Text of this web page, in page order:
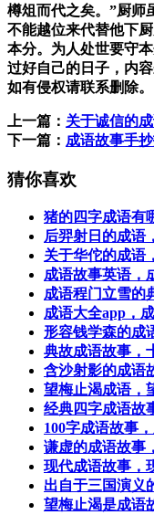
樽俎而代之矣。”厨师
不能越位来代替他下
本分。为人处世要守
过好自己的日子，内
如有侵权请联系删除。
上一篇： 关于诚信的
下一篇： 成语故事手
猜你喜欢
猪的四字成语有
后羿射日的成语
关于华佗的成语
成语故事英语，
成语程门立雪的
成语大全app，
形容钱学森的成
典故成语故事，
含沙射影的成语
望梅止渴成语，
经典四字成语故
100字成语故事
谦虚的成语故事
现代成语故事，
出自于三国演义
望梅止渴是成语